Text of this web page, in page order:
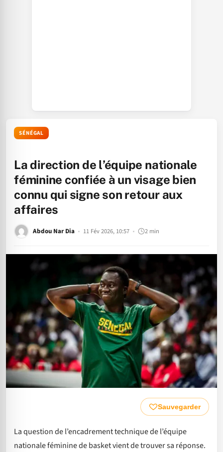
SÉNÉGAL
La direction de l’équipe nationale
féminine confiée à un visage bien
connu qui signe son retour aux
affaires
Abdou Nar Dia 11 Fév 2026, 10:57 2 min
Sauvegarder
La question de l’encadrement technique de l’équipe
nationale féminine de basket vient de trouver sa réponse.